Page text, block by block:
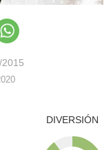
DIVERSIÓN